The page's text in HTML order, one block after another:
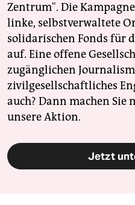
Zentrum". Die
linke, selbstverwaltete
solidarischen Fonds für
auf. Eine offene
zugänglichen
zivilgesellschaftliches
auch? Dann machen
unsere Aktion.
Jetzt